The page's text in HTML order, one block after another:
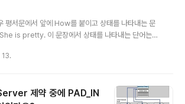
평서문에서 앞에 How를 붙이고 상태를 나타내는 문
is pretty. 이 문장에서 상태를 나타내는 단어는 p
여기서 대화를 하는 사람은 감탄문의 대상이 누구
한다. She is a pretty girl. 이 문장에서 상태를 나타
제약 중에 PAD_IN